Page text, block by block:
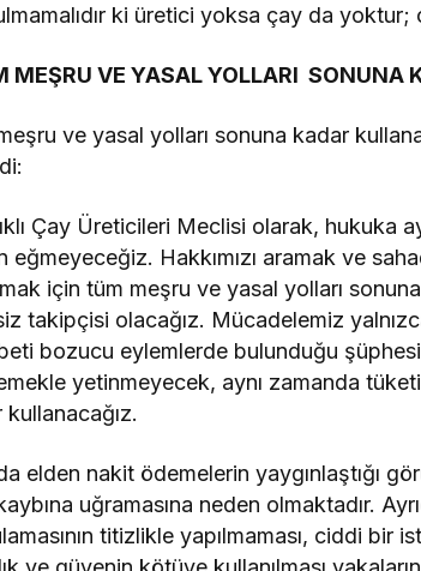
ki üretici yoksa çay da
MEŞRU VE YASAL YOLLARI SONUNA
ve yasal yolları sonuna kadar
Çay Üreticileri Meclisi olarak, hukuka
eğmeyeceğiz. Hakkımızı aramak ve
için tüm meşru ve yasal yolları
takipçisi olacağız. Mücadelemiz
bozucu eylemlerde bulunduğu
yetinmeyecek, aynı zamanda
kullanacağız.
elden nakit ödemelerin yaygınlaştığı
uğramasına neden olmaktadır.
titizlikle yapılmaması, ciddi bir